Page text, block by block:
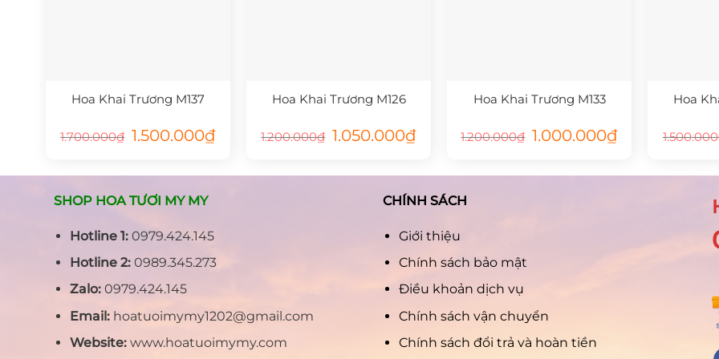
Hoa Khai Trương M137
1.700.000₫ Giá
gốc
1.500.000₫Giá
1.500.000₫.
Hoa Khai Trương M126
1.200.000₫ Giá
gốc
1.050.000₫Giá
1.050.000₫.
Hoa Khai Trương M133
1.200.000₫ Giá
gốc
1.000.000₫Giá
1.000.000₫.
Hoa
1.500.000
SHOP HOA TƯƠI MY MY
Hotline 1: 0979.424.145
Hotline 2: 0989.345.273
Zalo: 0979.424.145
Email: hoatuoimymy1202@gmail.com
Website: www.hoatuoimymy.com
CHÍNH SÁCH
Giới thiệu
Chính sách bảo mật
Điều khoản dịch vụ
Chính sách vận chuyển
Chính sách đổi trả và hoàn tiền